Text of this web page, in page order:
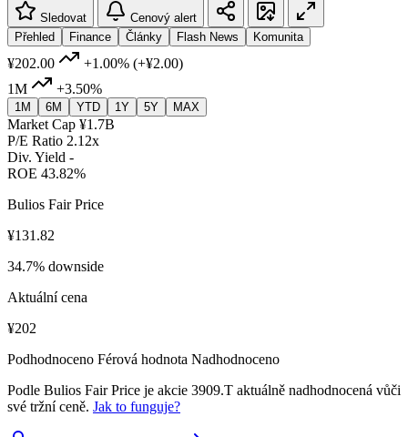
Sledovat
Cenový alert
Přehled
Finance Články Flash News Komunita
¥202.00 +1.00% (+¥2.00)
1M
+3.50%
1M 6M YTD 1Y 5Y MAX
Market Cap ¥1.7B
P/E Ratio 2.12x
Div. Yield -
ROE 43.82%
Bulios Fair Price
¥131.82
34.7% downside
Aktuální cena
¥202
Podhodnoceno Férová hodnota Nadhodnoceno
Podle Bulios Fair Price je akcie 3909.T aktuálně nadhodnocená vůči
své tržní ceně. Jak to funguje?